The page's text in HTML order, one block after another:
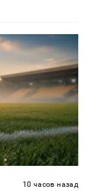
10 часов назад